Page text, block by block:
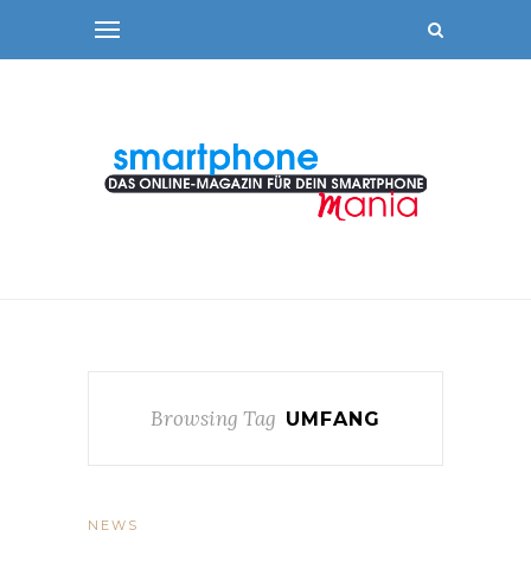
Browsing Tag UMFANG
NEWS